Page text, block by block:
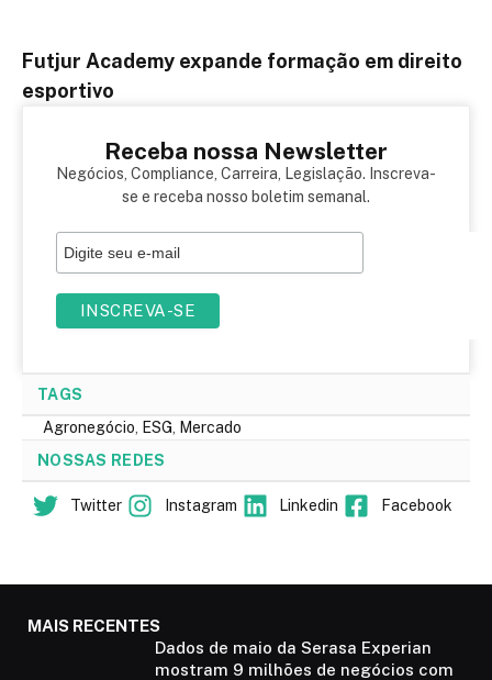
Futjur Academy expande formação em direito
esportivo
Receba nossa Newsletter
Negócios, Compliance, Carreira, Legislação. Inscreva-
se e receba nosso boletim semanal.
TAGS
Agronegócio
ESG
Mercado
NOSSAS REDES
Twitter Instagram Linkedin Facebook
MAIS RECENTES
Dados de maio da Serasa Experian
mostram 9 milhões de negócios com